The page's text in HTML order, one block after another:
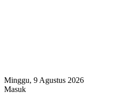
Minggu, 9 Agustus 2026
Masuk